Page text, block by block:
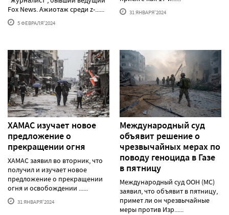
Fox News. Ажиотаж среди z-......
5 ФЕВРАЛЯ'2024
31 ЯНВАРЯ'2024
ХАМАС изучает новое
предложение о
прекращении огня
ХАМАС заявил во вторник, что
получил и изучает новое
предложение о прекращении
огня и освобождении ......
31 ЯНВАРЯ'2024
Международный суд
объявит решение о
чрезвычайных мерах по
поводу геноцида в Газе
в пятницу
Международный суд ООН (МС)
заявил, что объявит в пятницу,
примет ли он чрезвычайные
меры против Изр......